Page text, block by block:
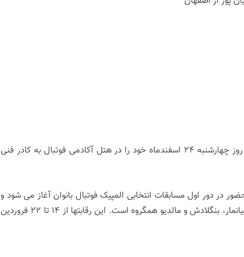
لازم به توضیح است، بازیکنان دعوت شده باید عصر روز چهارشنبه 24 اسفندماه خود را در هتل آکادمی فوتبال به کادر فنی
در دور اول مسابقات انتخابی المپیک فوتبال بانوان آغاز می شود و
تیم ملی فوتبال کشورمان در در گروه B با تیم های میانمار، بنگلادش و مالدیو همگروه است. این رقابتها از 14 تا 22 فروردین